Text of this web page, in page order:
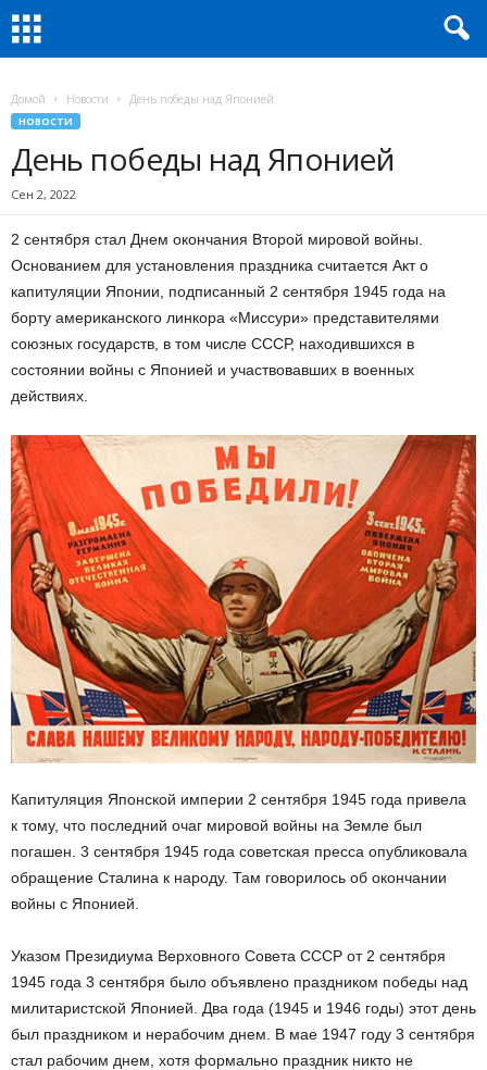
Домой Новости День победы над Японией
НОВОСТИ
День победы над Японией
Сен 2, 2022
2 сентября стал Днем окончания Второй мировой войны.
Основанием для установления праздника считается Акт о
капитуляции Японии, подписанный 2 сентября 1945 года на
борту американского линкора «Миссури» представителями
союзных государств, в том числе СССР, находившихся в
состоянии войны с Японией и участвовавших в военных
действиях.
Капитуляция Японской империи 2 сентября 1945 года привела
к тому, что последний очаг мировой войны на Земле был
погашен. 3 сентября 1945 года советская пресса опубликовала
обращение Сталина к народу. Там говорилось об окончании
войны с Японией.
Указом Президиума Верховного Совета СССР от 2 сентября
1945 года 3 сентября было объявлено праздником победы над
милитаристской Японией. Два года (1945 и 1946 годы) этот день
был праздником и нерабочим днем. В мае 1947 году 3 сентября
стал рабочим днем, хотя формально праздник никто не